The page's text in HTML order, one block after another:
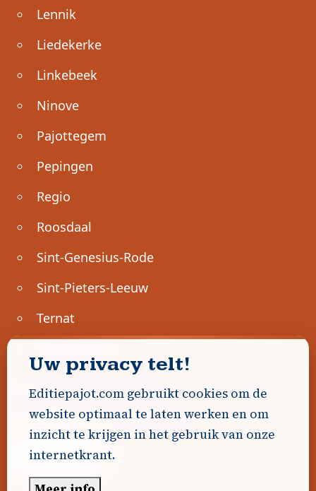
Lennik
Liedekerke
Linkebeek
Ninove
Pajottegem
Pepingen
Regio
Roosdaal
Sint-Genesius-Rode
Sint-Pieters-Leeuw
Ternat
Geen advertenties gevonden.
Uw advertentie hier? Contacteer ons!
Word Partner!
Uw privacy telt!
Editiepajot.com gebruikt cookies om de
website optimaal te laten werken en om
inzicht te krijgen in het gebruik van onze
internetkrant.